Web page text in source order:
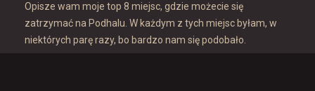
Opisze wam moje top 8 miejsc, gdzie możecie się
zatrzymać na Podhalu. W każdym z tych miejsc byłam, w
niektórych parę razy, bo bardzo nam się podobało.